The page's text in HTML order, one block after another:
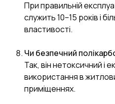
При правильній
служить 10–15 років і
властивості.
Чи безпечний
Так, він нетоксичний і
використання в
приміщеннях.